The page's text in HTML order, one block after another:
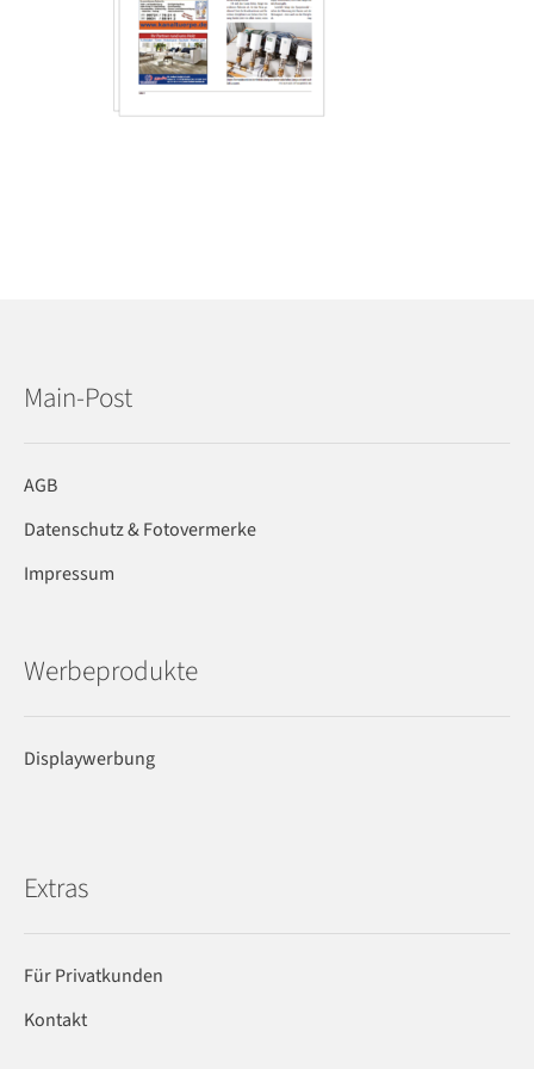
Main-Post
AGB
Datenschutz & Fotovermerke
Impressum
Werbeprodukte
Displaywerbung
Extras
Für Privatkunden
Kontakt